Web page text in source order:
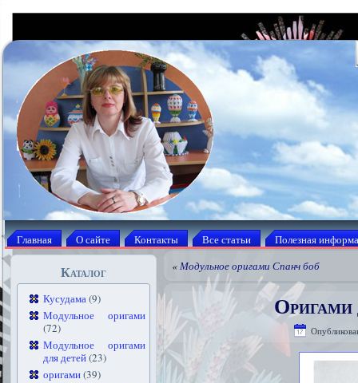
Главная О сайте Контакты Все статьи Полезная
Каталог
Кусудама(9)
Модульное оригами
(72)
Модульное оригами
для детей(23)
оригами(39)
«Модульное оригами Спанч боб
Оригами